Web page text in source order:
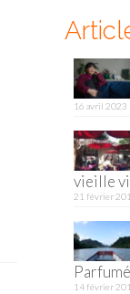
16 avril 2023
vieille
21 février
14 février